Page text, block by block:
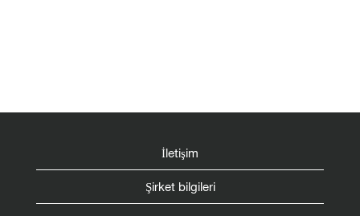
İletişim
Şirket bilgileri